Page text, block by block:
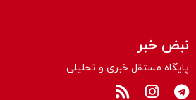
نبض خبر
پایگاه مستقل خبری و تحلیلی